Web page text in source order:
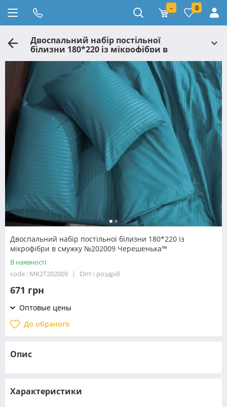
- 0
Двоспальний набір постільної
білизни 180*220 із мікрофібри в
смужку №202009 Черешенька™
Двоспальний набір постільної білизни 180*220 із
мікрофібри в смужку №202009 Черешенька™
В наявності
code : MK2T202009
Опт і роздріб
671 грн
Оптовые цены
До обраного
Опис
Характеристики